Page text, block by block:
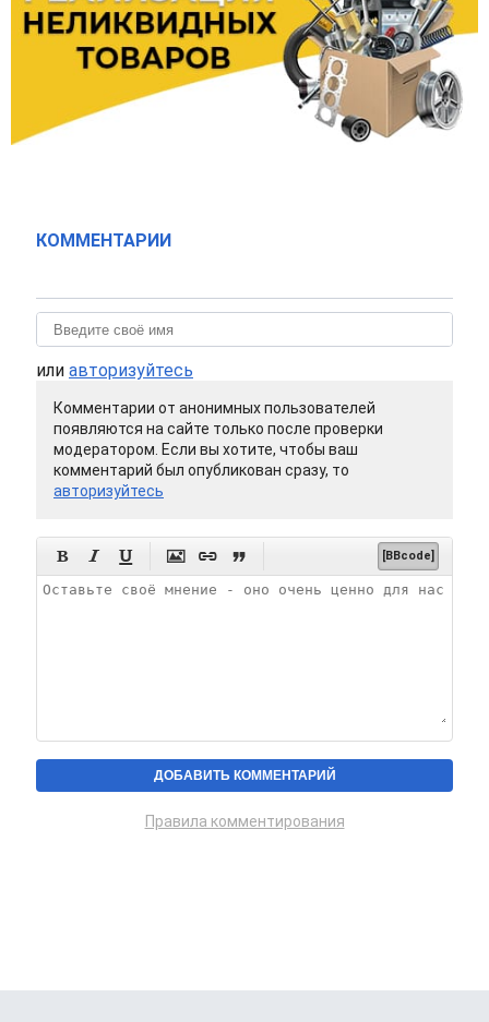
КОММЕНТАРИИ
или авторизуйтесь
Комментарии от анонимных пользователей
появляются на сайте только после проверки
модератором. Если вы хотите, чтобы ваш
комментарий был опубликован сразу, то
авторизуйтесь
      [BBcode]
Правила комментирования